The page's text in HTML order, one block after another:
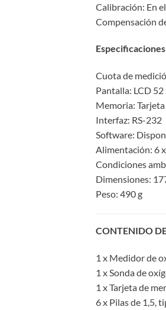
Calibración: En
Compensación
Cuota de
Pantalla: LCD 52
Memoria:
Interfaz: RS-232
Software:
Alimentación: 6
Condiciones
Dimensiones:
Peso: 490 g
CONTENIDO
1 x Medidor de
1 x Sonda de
1 x Tarjeta de
6 x Pilas de 1,5,